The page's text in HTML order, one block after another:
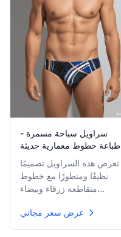
سراويل سباحة مسمرة -
طباعة خطوط معمارية حديثة
تعرض هذه السراويل تصميمًا
نظيفًا ومتطورًا مع خطوط
متقاطعة زرقاء وبيضاء
إلى رسم معماري حديث،
مثالي لمظهر شاطئ راقٍ.
عرض سعر مجاني